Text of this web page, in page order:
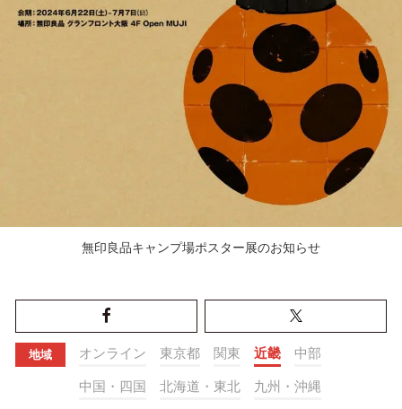
無印良品キャンプ場ポスター展のお知らせ
地域 オンライン 東京都 関東 近畿 中部
中国・四国 北海道・東北 九州・沖縄